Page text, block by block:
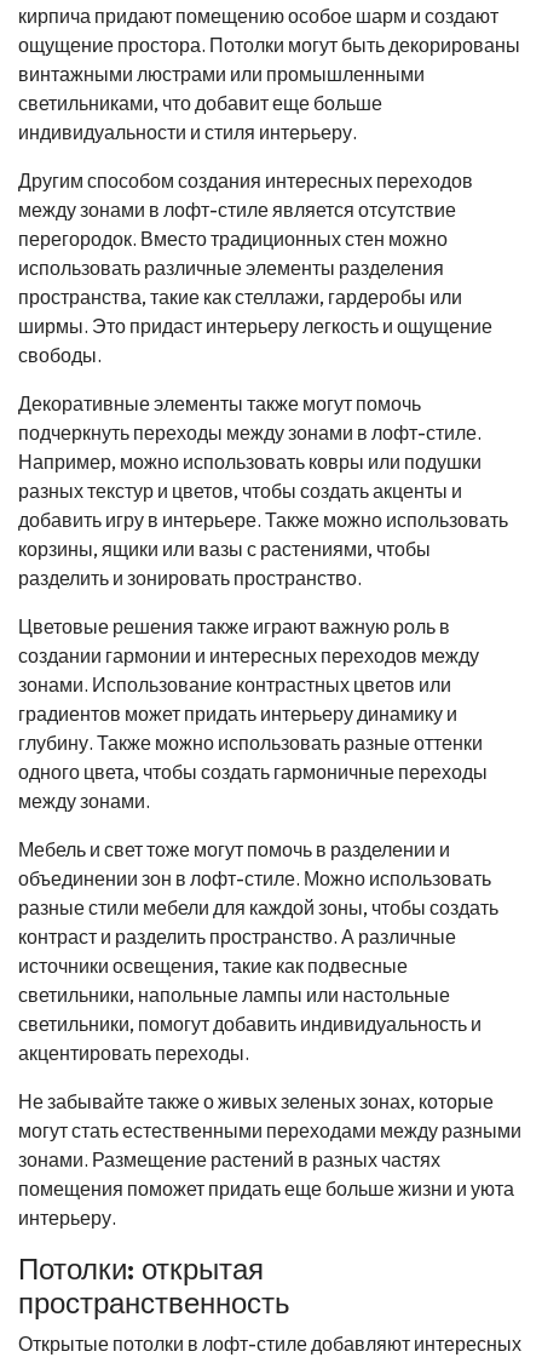
кирпича придают помещению особое шарм и создают
ощущение простора. Потолки могут быть декорированы
винтажными люстрами или промышленными
светильниками, что добавит еще больше
индивидуальности и стиля интерьеру.
Другим способом создания интересных переходов
между зонами в лофт-стиле является отсутствие
перегородок. Вместо традиционных стен можно
использовать различные элементы разделения
пространства, такие как стеллажи, гардеробы или
ширмы. Это придаст интерьеру легкость и ощущение
свободы.
Декоративные элементы также могут помочь
подчеркнуть переходы между зонами в лофт-стиле.
Например, можно использовать ковры или подушки
разных текстур и цветов, чтобы создать акценты и
добавить игру в интерьере. Также можно использовать
корзины, ящики или вазы с растениями, чтобы
разделить и зонировать пространство.
Цветовые решения также играют важную роль в
создании гармонии и интересных переходов между
зонами. Использование контрастных цветов или
градиентов может придать интерьеру динамику и
глубину. Также можно использовать разные оттенки
одного цвета, чтобы создать гармоничные переходы
между зонами.
Мебель и свет тоже могут помочь в разделении и
объединении зон в лофт-стиле. Можно использовать
разные стили мебели для каждой зоны, чтобы создать
контраст и разделить пространство. А различные
источники освещения, такие как подвесные
светильники, напольные лампы или настольные
светильники, помогут добавить индивидуальность и
акцентировать переходы.
Не забывайте также о живых зеленых зонах, которые
могут стать естественными переходами между разными
зонами. Размещение растений в разных частях
помещения поможет придать еще больше жизни и уюта
интерьеру.
Потолки: открытая
пространственность
Открытые потолки в лофт-стиле добавляют интересных